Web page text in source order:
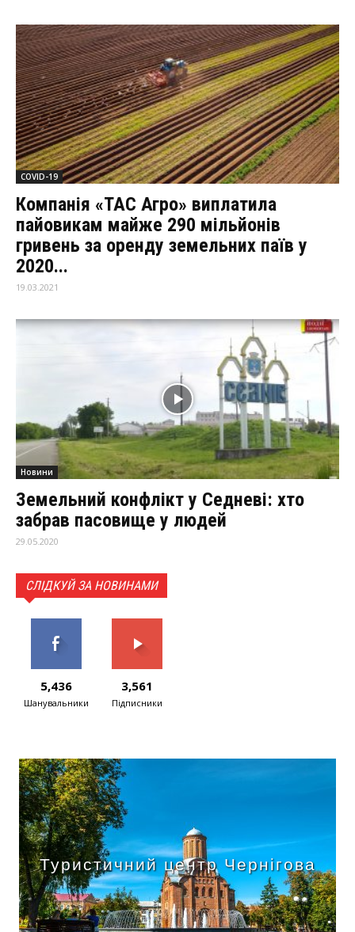
COVID-19
Компанія «ТАС Агро» виплатила
пайовикам майже 290 мільйонів
гривень за оренду земельних паїв у
2020...
19.03.2021
Новини
Земельний конфлікт у Седневі: хто
забрав пасовище у людей
29.05.2020
СЛІДКУЙ ЗА НОВИНАМИ
5,436
Шанувальники
3,561
Підписники
Туристичний центр Чернігова